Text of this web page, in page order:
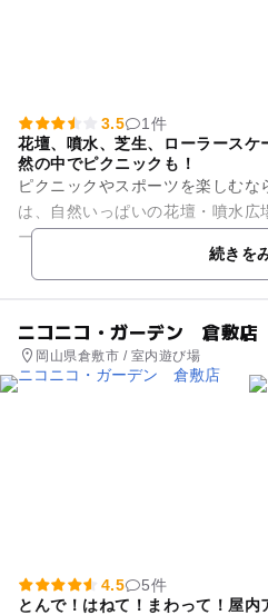
3.5
1件
花壇、噴水、芝生、ローラースケ
然の中でピクニックも！
ピクニックやスポーツを楽しむ
は、自然いっぱいの花壇・噴水広
ート場などが点在する広域公園で
料、さらに管理等で貸し出して...
続きを
ニコニコ・ガーデン 倉敷店
岡山県倉敷市 / 室内遊び場
4.5
5件
とんで！はねて！まわって！屋内